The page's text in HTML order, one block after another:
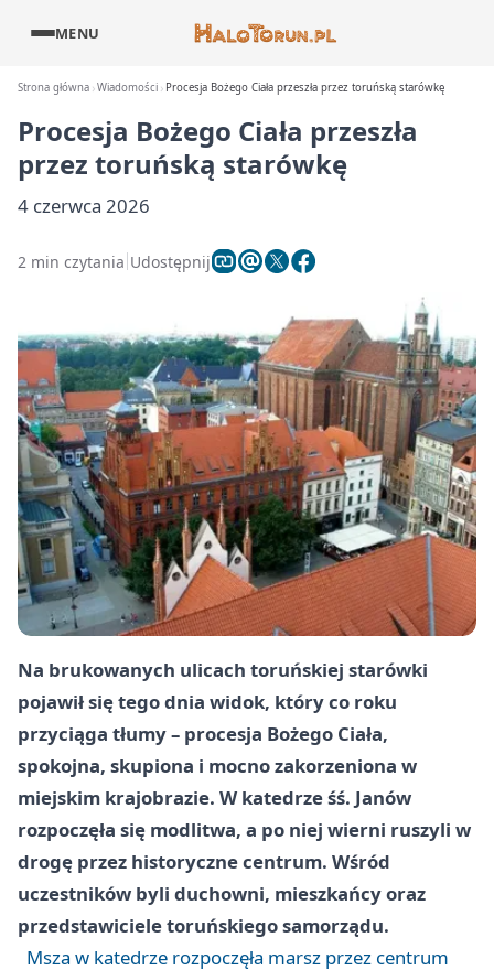
MENU
Strona główna Wiadomości Procesja Bożego Ciała przeszła przez toruńską starówkę
Procesja Bożego Ciała przeszła
przez toruńską starówkę
4 czerwca 2026
2 min czytania Udostępnij
Na brukowanych ulicach toruńskiej starówki
pojawił się tego dnia widok, który co roku
przyciąga tłumy – procesja Bożego Ciała,
spokojna, skupiona i mocno zakorzeniona w
miejskim krajobrazie. W katedrze śś. Janów
rozpoczęła się modlitwa, a po niej wierni ruszyli w
drogę przez historyczne centrum. Wśród
uczestników byli duchowni, mieszkańcy oraz
przedstawiciele toruńskiego samorządu.
Msza w katedrze rozpoczęła marsz przez centrum